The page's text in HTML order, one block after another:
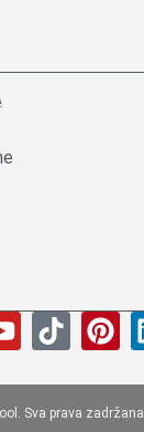
Sva prava zadržana